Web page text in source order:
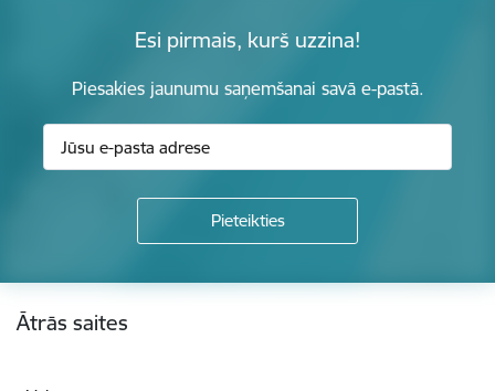
Esi pirmais, kurš uzzina!
Piesakies jaunumu saņemšanai savā e-pastā.
Ātrās saites